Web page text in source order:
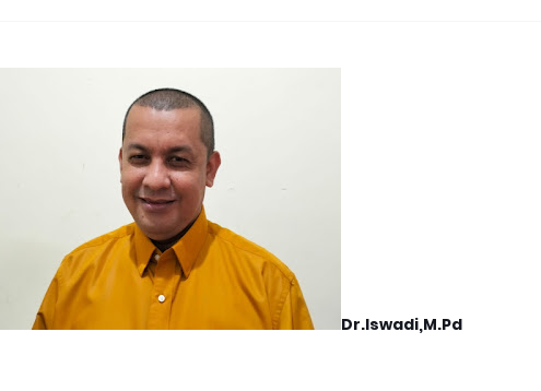
Dr.Iswadi,M.Pd